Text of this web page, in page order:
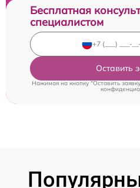
Бесплатная
специалистом
Оставить
Нажимая на кнопку "Оставить